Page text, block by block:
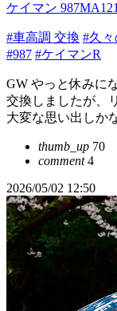
ケイマン
#車高調 交換 #久
#987 #ケイマンR
GW やっと休みに
交換しましたが、
大変な思い出しか
thumb_up 70
comment4
2026/05/02 12:50